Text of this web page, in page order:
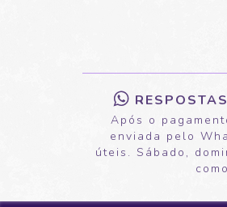
Após o
enviada pelo
úteis. Sábado,